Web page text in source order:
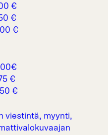
€
€
€
€
€
viestintä, myynti,